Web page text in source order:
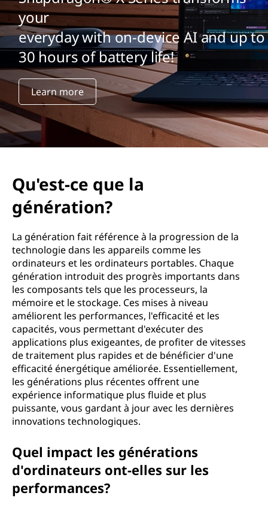
e
l
a
g
é
n
your
everyday with on-device AI and up to
30 hours of battery life!
Learn more
Qu'est-ce que la
génération?
La génération fait référence à la progression de la
technologie dans les appareils comme les
ordinateurs et les ordinateurs portables. Chaque
génération introduit des progrès importants dans
les composants tels que les processeurs, la
mémoire et le stockage. Ces mises à niveau
améliorent les performances, l'efficacité et les
capacités, vous permettant d'exécuter des
applications plus exigeantes, de profiter de vitesses
de traitement plus rapides et de bénéficier d'une
efficacité énergétique améliorée. Essentiellement,
les générations plus récentes offrent une
expérience informatique plus fluide et plus
puissante, vous gardant à jour avec les dernières
innovations technologiques.
Quel impact les générations
d'ordinateurs ont-elles sur les
performances?